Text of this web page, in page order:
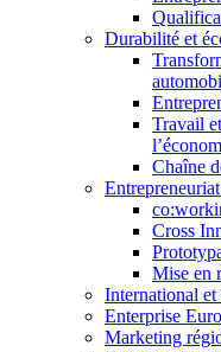
Durabilité et
Travail
Chaîne
Cross
Mise en
International et
Enterprise
Marketing